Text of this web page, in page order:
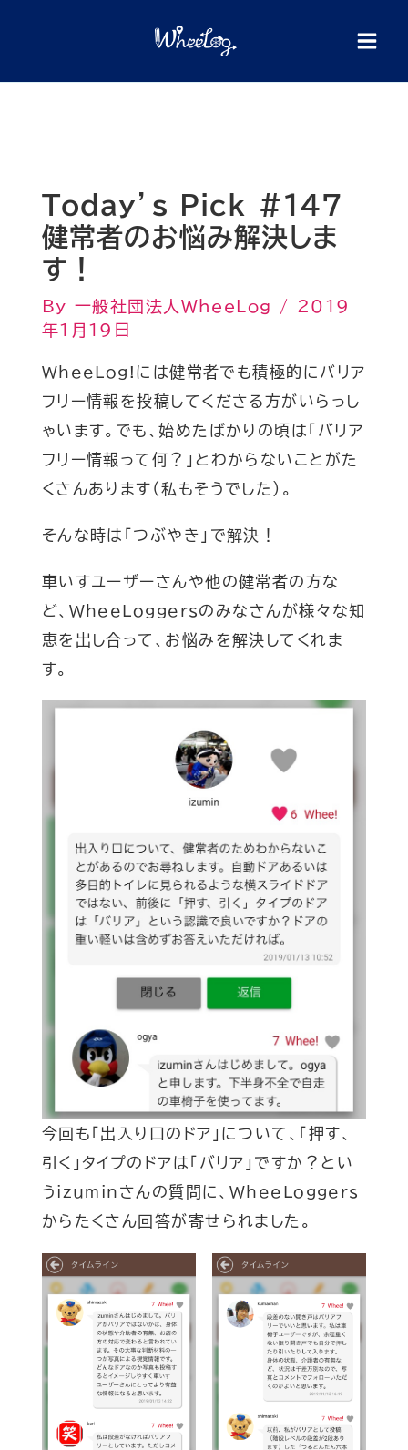
Today’s Pick #147
健常者のお悩み解決しま
す！
By 一般社団法人WheeLog /
2019
年1月19日
WheeLog!には健常者でも積極的にバリア
フリー情報を投稿してくださる方がいらっし
ゃいます。でも、始めたばかりの頃は「バリア
フリー情報って何？」とわからないことがた
くさんあります（私もそうでした）。
そんな時は「つぶやき」で解決！
車いすユーザーさんや他の健常者の方な
ど、WheeLoggersのみなさんが様々な知
恵を出し合って、お悩みを解決してくれま
す。
今回も「出入り口のドア」について、「押す、
引く」タイプのドアは「バリア」ですか？とい
うizuminさんの質問に、WheeLoggers
からたくさん回答が寄せられました。